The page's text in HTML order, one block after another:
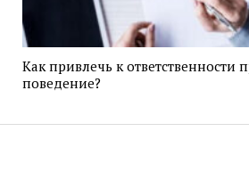
Как привлечь к ответственности
поведение?